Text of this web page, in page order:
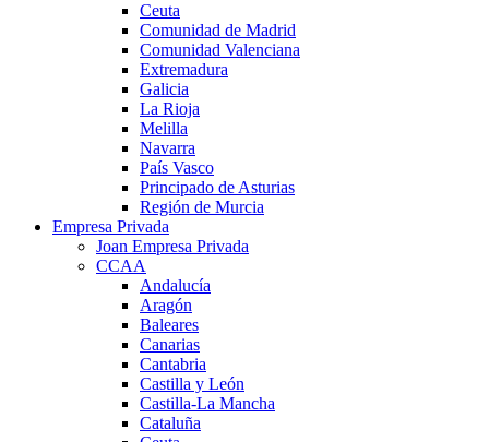
Ceuta
Comunidad de Madrid
Comunidad Valenciana
Extremadura
Galicia
La Rioja
Melilla
Navarra
País Vasco
Principado de Asturias
Región de Murcia
Empresa Privada
Joan Empresa Privada
CCAA
Andalucía
Aragón
Baleares
Canarias
Cantabria
Castilla y León
Castilla-La Mancha
Cataluña